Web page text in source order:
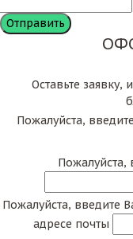
Оставьте
Пожалуйста,
Пожалуйста, введите
адресе почты